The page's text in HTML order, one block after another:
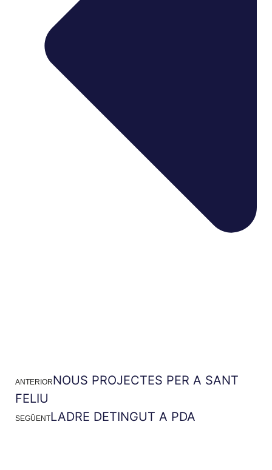
ANTERIORNOUS PROJECTES PER A SANT
FELIU
SEGÜENTLADRE DETINGUT A PDA